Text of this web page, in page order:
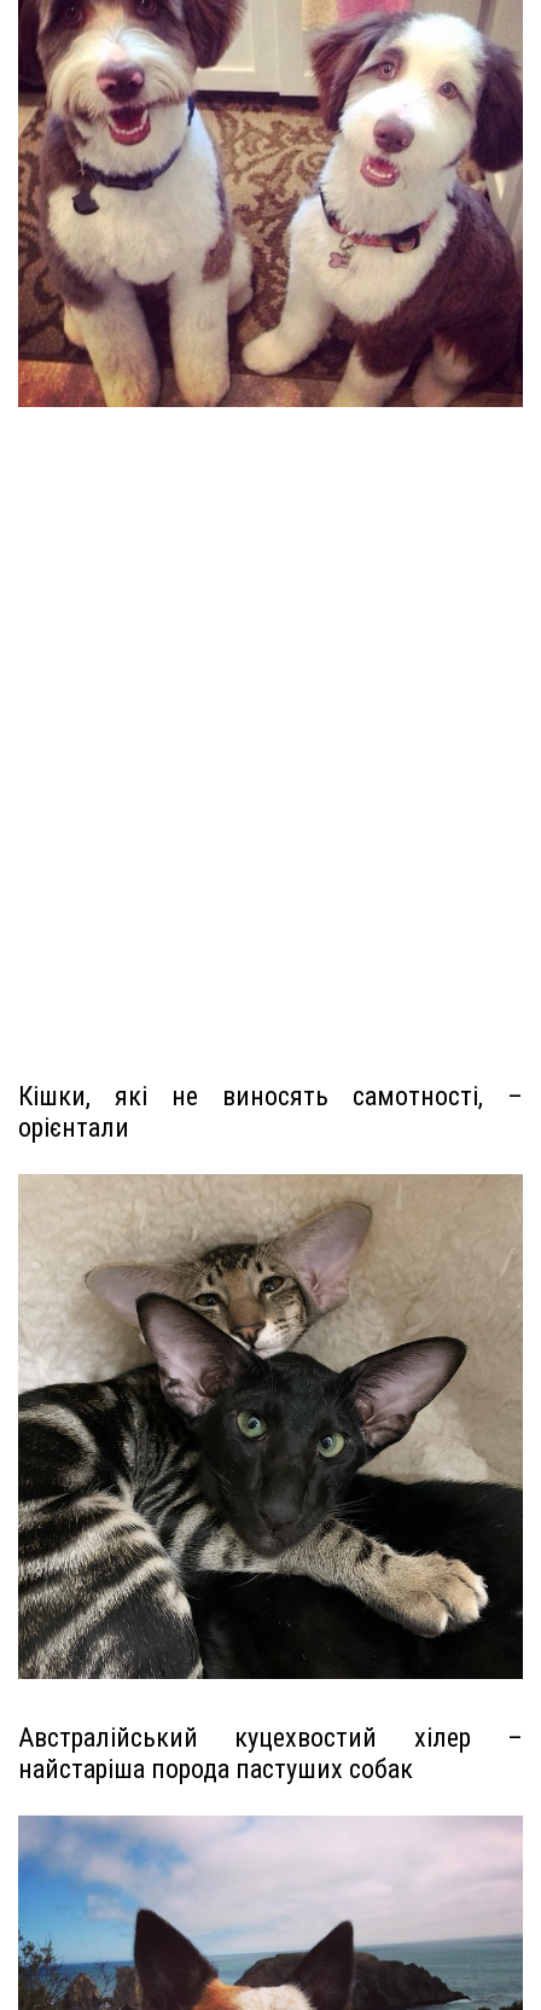
Кішки, які не виносять самотності, –
орієнтали
Австралійський куцехвостий хілер –
найстаріша порода пастуших собак